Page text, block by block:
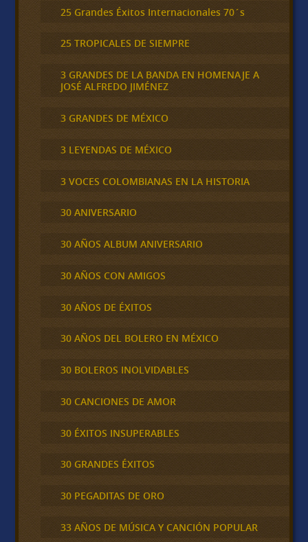
25 Grandes Éxitos Internacionales 70´s
25 TROPICALES DE SIEMPRE
3 GRANDES DE LA BANDA EN HOMENAJE A
JOSÉ ALFREDO JIMÉNEZ
3 GRANDES DE MÉXICO
3 LEYENDAS DE MÉXICO
3 VOCES COLOMBIANAS EN LA HISTORIA
30 ANIVERSARIO
30 AÑOS ALBUM ANIVERSARIO
30 AÑOS CON AMIGOS
30 AÑOS DE ÉXITOS
30 AÑOS DEL BOLERO EN MÉXICO
30 BOLEROS INOLVIDABLES
30 CANCIONES DE AMOR
30 ÉXITOS INSUPERABLES
30 GRANDES ÉXITOS
30 PEGADITAS DE ORO
33 AÑOS DE MÚSICA Y CANCIÓN POPULAR